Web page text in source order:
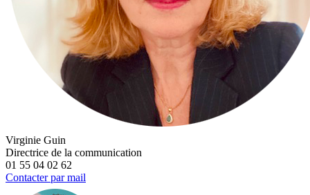
Virginie Guin
Directrice de la communication
01 55 04 02 62
Contacter par mail